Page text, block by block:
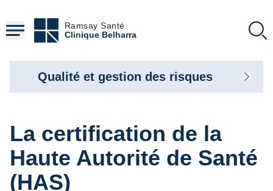
contenu
principal
Ramsay Santé
Clinique Belharra
La certification de la
Haute Autorité de Santé
(HAS)
Qualité et gestion des risques